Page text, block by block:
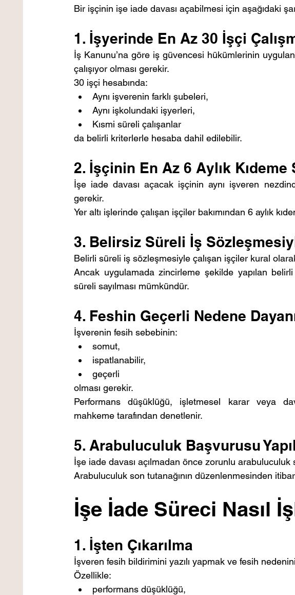
Bir işçinin işe iade davası açabilmesi için aşağıdaki
1. İşyerinde En Az 30 İşçi
İş Kanunu’na göre iş güvencesi hükümlerinin
çalışıyor olması gerekir.
30 işçi hesabında:
Aynı işverenin farklı şubeleri,
Aynı işkolundaki işyerleri,
Kısmi süreli çalışanlar
da belirli kriterlerle hesaba dahil edilebilir.
2. İşçinin En Az 6 Aylık Kıdeme
İşe iade davası açacak işçinin aynı işveren
gerekir.
Yer altı işlerinde çalışan işçiler bakımından 6 aylık
3. Belirsiz Süreli İş
Belirli süreli iş sözleşmesiyle çalışan işçiler kural
Ancak uygulamada zincirleme şekilde yapılan
süreli sayılması mümkündür.
4. Feshin Geçerli Nedene
İşverenin fesih sebebinin:
somut,
ispatlanabilir,
geçerli
olması gerekir.
Performans düşüklüğü, işletmesel karar veya
mahkeme tarafından denetlenir.
5. Arabuluculuk Başvurusu
İşe iade davası açılmadan önce zorunlu
Arabuluculuk son tutanağının düzenlenmesinden
İşe İade Süreci Nasıl
1. İşten Çıkarılma
İşveren fesih bildirimini yazılı yapmak ve fesih
Özellikle:
performans düşüklüğü,